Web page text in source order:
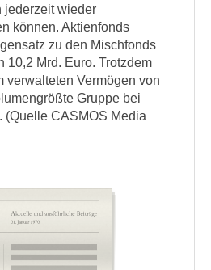
jederzeit wieder
können. Aktienfonds
zu den Mischfonds
10,2 Mrd. Euro. Trotzdem
verwalteten Vermögen von
Gruppe bei
(Quelle CASMOS Media